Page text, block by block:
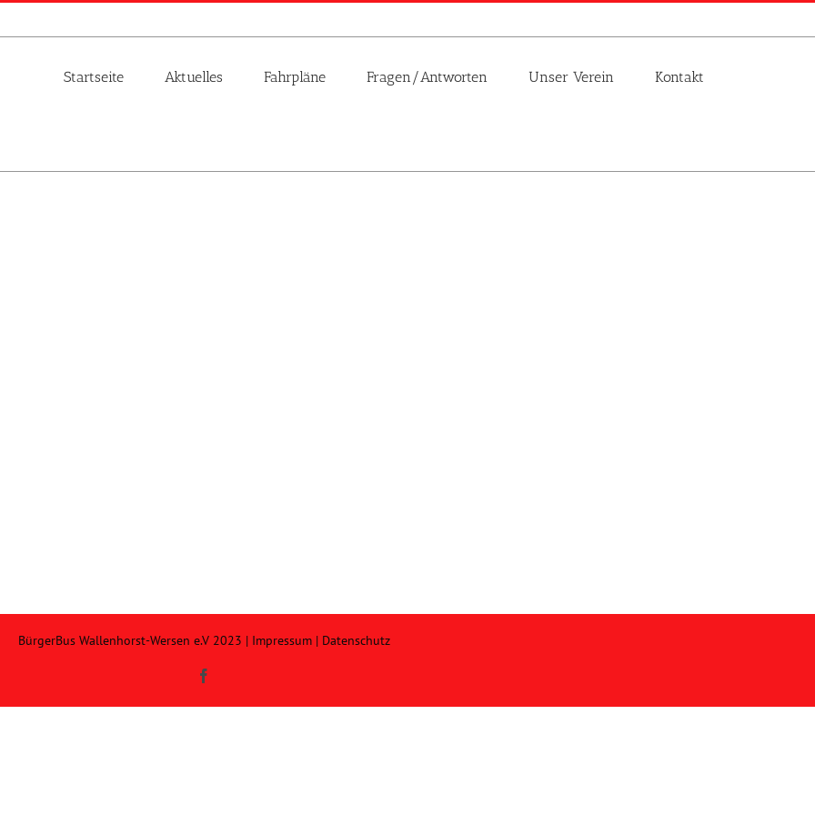
Startseite Aktuelles Fahrpläne Fragen/Antworten Unser Verein Kontakt
BürgerBus Wallenhorst-Wersen e.V 2023 | Impressum| Datenschutz